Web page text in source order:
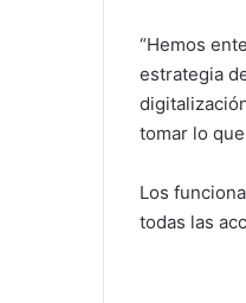
“Hemos
estrategia
tomar lo
Los
todas las